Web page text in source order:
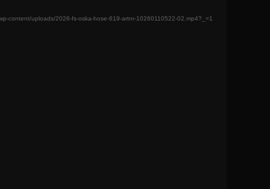
content/uploads/2026-fs-oska-hose-619-artnr-10260110522-02.mp4?_=1